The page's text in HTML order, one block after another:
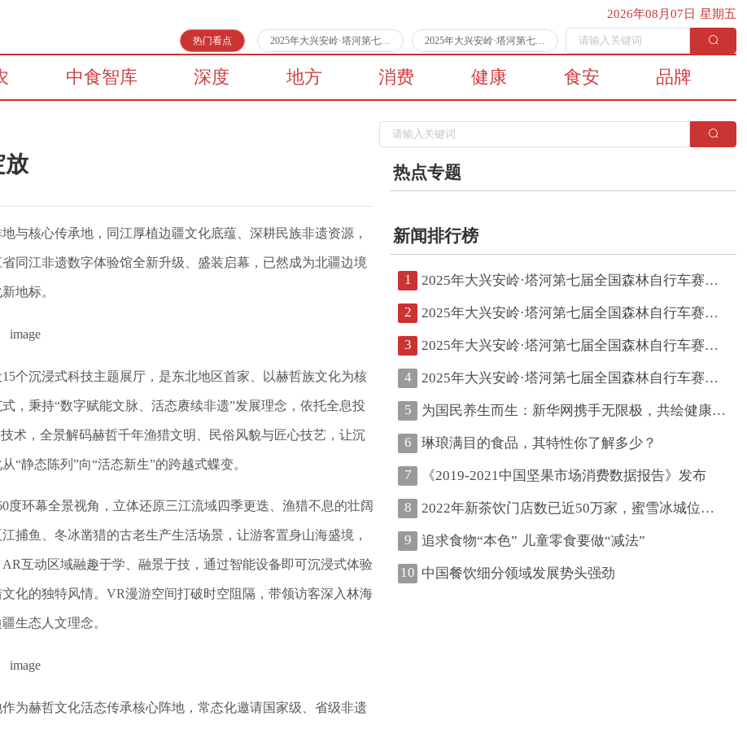
2026年08月07日 星期五
热门看点 2025年大兴安岭·塔河第七届全国森林自行车赛第二日比赛顺利完赛2025年大兴安岭·塔河第七届全国森林自行车赛将于7月11日拉开战幕
中食智库 深度 地方 消费 健康 食安 品牌
放
与核心传承地，同江厚植边疆文化底蕴、深耕民族非遗资源，
同江非遗数字体验馆全新升级、盛装启幕，已然成为北疆边境
地标。
个沉浸式科技主题展厅，是东北地区首家、以赫哲族文化为核
，秉持“数字赋能文脉、活态赓续非遗”发展理念，依托全息投
术，全景解码赫哲千年渔猎文明、民俗风貌与匠心技艺，让沉
“静态陈列”向“活态新生”的跨越式蝶变。
环幕全景视角，立体还原三江流域四季更迭、渔猎不息的壮阔
捕鱼、冬冰凿猎的古老生产生活场景，让游客置身山海盛境，
互动区域融趣于学、融景于技，通过智能设备即可沉浸式体验
化的独特风情。VR漫游空间打破时空阻隔，带领访客深入林海
生态人文理念。
为赫哲文化活态传承核心阵地，常态化邀请国家级、省级非遗
热点专题
新闻排行榜
1 2025年大兴安岭·塔河第七届全国森林自行车赛第二日比赛顺利完赛
2 2025年大兴安岭·塔河第七届全国森林自行车赛将于7月11日拉开战幕
3 2025年大兴安岭·塔河第七届全国森林自行车赛鸣枪开赛
4 2025年大兴安岭·塔河第七届全国森林自行车赛圆满收官
5 为国民养生而生：新华网携手无限极，共绘健康中国新图景
6 琳琅满目的食品，其特性你了解多少？
7 《2019-2021中国坚果市场消费数据报告》发布
8 2022年新茶饮门店数已近50万家，蜜雪冰城位居第一、古茗第二
9 追求食物“本色” 儿童零食要做“减法”
10 中国餐饮细分领域发展势头强劲